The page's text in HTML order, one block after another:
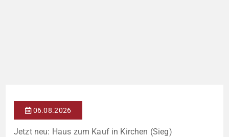
06.08.2026
Jetzt neu: Haus zum Kauf in Kirchen (Sieg)